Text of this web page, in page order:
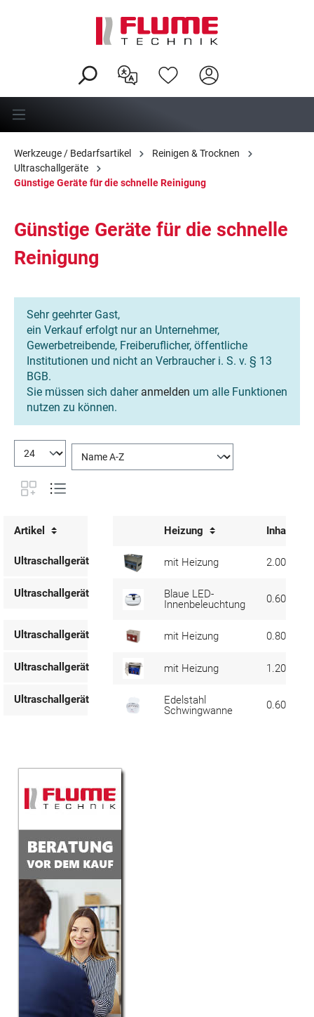
Werkzeuge / Bedarfsartikel
Reinigen & Trocknen
Ultraschallgeräte
Günstige Geräte für die schnelle Reinigung
Günstige Geräte für die schnelle
Reinigung
Sehr geehrter Gast,
ein Verkauf erfolgt nur an Unternehmer,
Gewerbetreibende, Freiberuflicher, öffentliche
Institutionen und nicht an Verbraucher i. S. v. § 13
BGB.
Sie müssen sich daher anmelden um alle Funktionen
nutzen zu können.
Artikel Heizung Inhalt
Ultraschallgerät mit Heizung 2.00 ltr
Ultraschallgerät
Blaue LED-
Innenbeleuchtung
0.60 ltr
Ultraschallgerät mit Heizung 0.80 ltr
Ultraschallgerät mit Heizung 1.20 ltr
Ultraschallgerät
Edelstahl
Schwingwanne
0.60 ltr